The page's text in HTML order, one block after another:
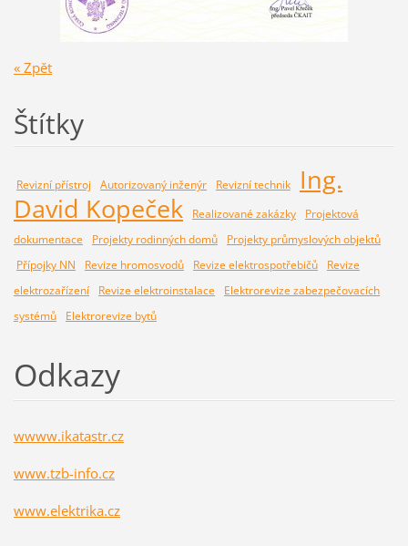
« Zpět
Štítky
Revizní přístroj Autorizovaný inženýr Revizní technik
Ing.
David Kopeček
Realizované zakázky
Projektová
dokumentace
Projekty rodinných domů
Projekty průmyslových objektů
Přípojky NN
Revize hromosvodů Revize elektrospotřebičů
Revize
elektrozařízení
Revize elektroinstalace
Elektrorevize zabezpečovacích
systémů
Elektrorevize bytů
Odkazy
wwww.ikatastr.cz
www.tzb-info.cz
www.elektrika.cz